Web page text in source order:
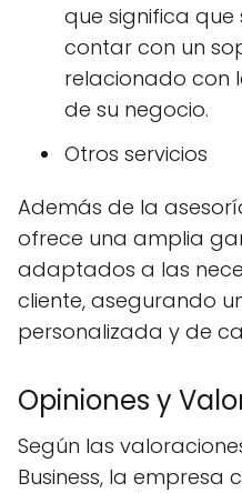
que significa que
contar con un
relacionado con
de su negocio.
Otros servicios
Además de la
ofrece una amplia
adaptados a las
cliente, asegurando
personalizada y de
Opiniones y
Según las
Business, la empresa